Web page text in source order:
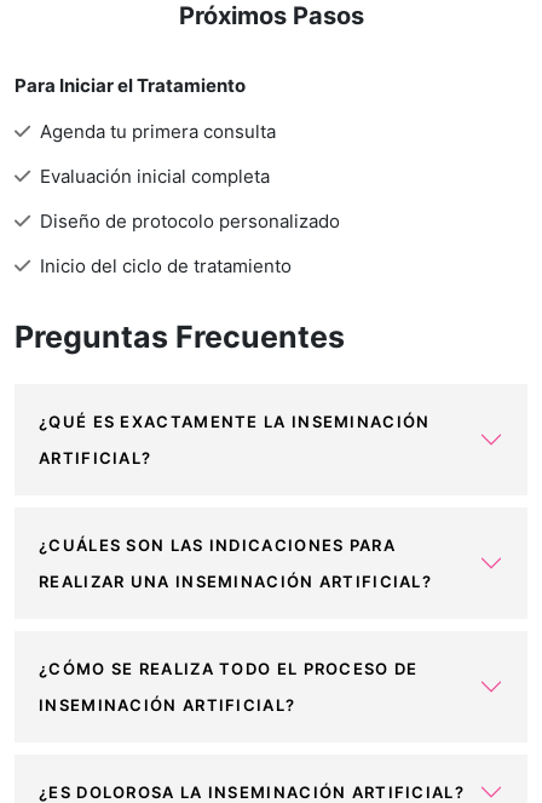
Próximos Pasos
Para Iniciar el Tratamiento
Agenda tu primera consulta
Evaluación inicial completa
Diseño de protocolo personalizado
Inicio del ciclo de tratamiento
Preguntas Frecuentes
¿QUÉ ES EXACTAMENTE LA INSEMINACIÓN
ARTIFICIAL?
¿CUÁLES SON LAS INDICACIONES PARA
REALIZAR UNA INSEMINACIÓN ARTIFICIAL?
¿CÓMO SE REALIZA TODO EL PROCESO DE
INSEMINACIÓN ARTIFICIAL?
¿ES DOLOROSA LA INSEMINACIÓN ARTIFICIAL?